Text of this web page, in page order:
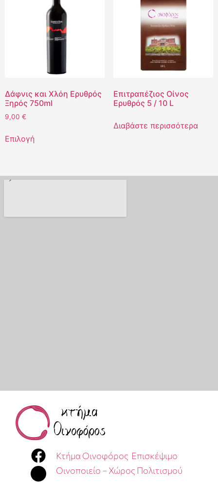
Δάφνις και Χλόη Ερυθρός
Ξηρός 750ml
9,00 €
Επιλογή
Επιτραπέζιος Οίνος
Ερυθρός 5 / 10 L
Διαβάστε περισσότερα
Κτήμα Οινοφόρος Επισκέψιμο
Οινοποιείο – Χώρος Πολιτισμού